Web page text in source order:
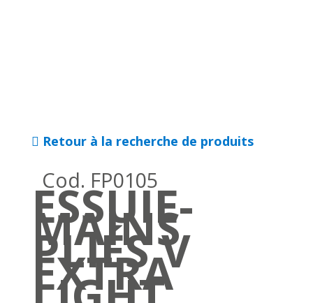
Retour à la recherche de produits
Cod. FP0105
ESSUIE-
MAINS
PLIÉS V
EXTRA